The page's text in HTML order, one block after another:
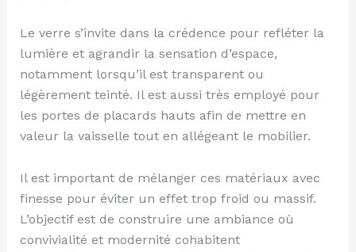
Le verre s’invite dans la crédence pour refléter la
lumière et agrandir la sensation d’espace,
notamment lorsqu’il est transparent ou
légèrement teinté. Il est aussi très employé pour
les portes de placards hauts afin de mettre en
valeur la vaisselle tout en allégeant le mobilier.
Il est important de mélanger ces matériaux avec
finesse pour éviter un effet trop froid ou massif.
L’objectif est de construire une ambiance où
convivialité et modernité cohabitent